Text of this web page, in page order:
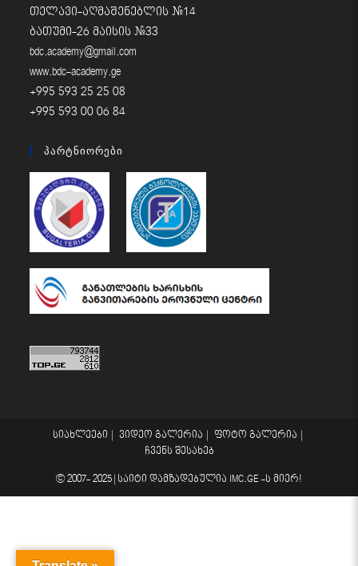
თელავი-აღმაშენებლის #14
ბათუმი-26 მაისის #33
bdc.academy@gmail.com
www.bdc-academy.ge
+995 593 25 25 08
+995 593 00 06 84
Პარტნიორები
სიახლეები ვიდეო გალერია
ფოტო გალერია
ჩვენს შესახებ
© 2007- 2025 | საიტი დამზადებულია IMC.GE -ს მიერ!